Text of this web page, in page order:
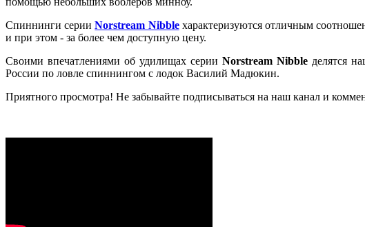
Спиннинги серииNorstream Nibbleхарактеризуются отличным
и при этом - за более чем доступную цену.
Своими впечатлениями об удилищах серии Norstream Nibble делятся
России по ловле спиннингом с лодок Василий Мадюкин.
Приятного просмотра! Не забывайте подписываться на наш канал и